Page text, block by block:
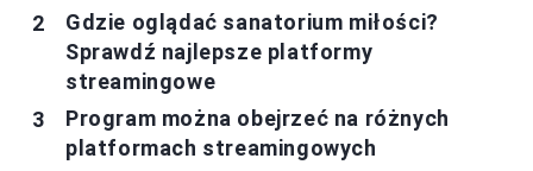
Gdzie oglądać sanatorium miłości?
Sprawdź najlepsze platformy
streamingowe
Program można obejrzeć na różnych
platformach streamingowych